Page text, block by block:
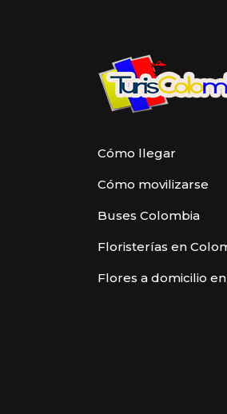
Cómo llegar
Cómo movilizarse
Buses Colombia
Floristerías en
Flores a domicilio